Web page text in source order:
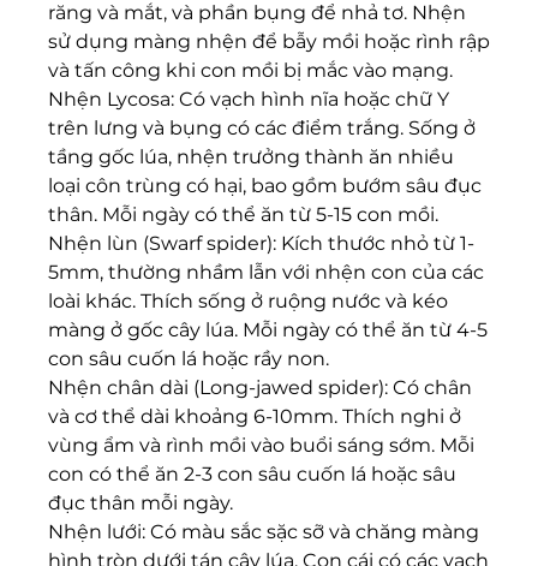
răng và mắt, và phần bụng để nhả tơ. Nhện
sử dụng màng nhện để bẫy mồi hoặc rình rập
và tấn công khi con mồi bị mắc vào mạng.
Nhện Lycosa: Có vạch hình nĩa hoặc chữ Y
trên lưng và bụng có các điểm trắng. Sống ở
tầng gốc lúa, nhện trưởng thành ăn nhiều
loại côn trùng có hại, bao gồm bướm sâu đục
thân. Mỗi ngày có thể ăn từ 5-15 con mồi.
Nhện lùn (Swarf spider): Kích thước nhỏ từ 1-
5mm, thường nhầm lẫn với nhện con của các
loài khác. Thích sống ở ruộng nước và kéo
màng ở gốc cây lúa. Mỗi ngày có thể ăn từ 4-5
con sâu cuốn lá hoặc rầy non.
Nhện chân dài (Long-jawed spider): Có chân
và cơ thể dài khoảng 6-10mm. Thích nghi ở
vùng ẩm và rình mồi vào buổi sáng sớm. Mỗi
con có thể ăn 2-3 con sâu cuốn lá hoặc sâu
đục thân mỗi ngày.
Nhện lưới: Có màu sắc sặc sỡ và chăng màng
hình tròn dưới tán cây lúa. Con cái có các vạch